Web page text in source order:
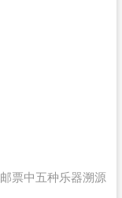
票中五种乐器溯源